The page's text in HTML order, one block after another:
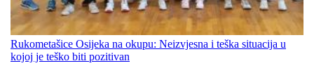
Rukometašice Osijeka na okupu: Neizvjesna i teška situacija u
kojoj je teško biti pozitivan